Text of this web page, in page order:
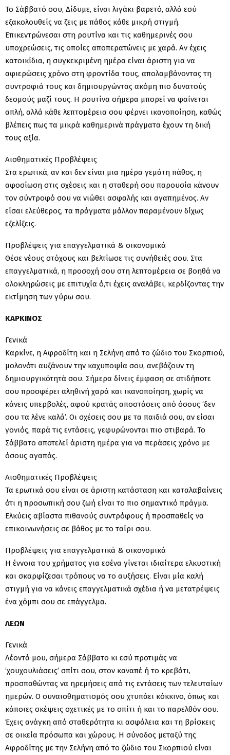
Το Σάββατό σου, Δίδυμε, είναι λιγάκι βαρετό, αλλά εσύ
εξακολουθείς να ζεις με πάθος κάθε μικρή στιγμή.
Επικεντρώνεσαι στη ρουτίνα και τις καθημερινές σου
υποχρεώσεις, τις οποίες αποπερατώνεις με χαρά. Αν έχεις
κατοικίδια, η συγκεκριμένη ημέρα είναι άριστη για να
αφιερώσεις χρόνο στη φροντίδα τους, απολαμβάνοντας τη
συντροφιά τους και δημιουργώντας ακόμη πιο δυνατούς
δεσμούς μαζί τους. Η ρουτίνα σήμερα μπορεί να φαίνεται
απλή, αλλά κάθε λεπτομέρεια σου φέρνει ικανοποίηση, καθώς
βλέπεις πως τα μικρά καθημερινά πράγματα έχουν τη δική
τους αξία.
Αισθηματικές Προβλέψεις
Στα ερωτικά, αν και δεν είναι μια ημέρα γεμάτη πάθος, η
αφοσίωση στις σχέσεις και η σταθερή σου παρουσία κάνουν
τον σύντροφό σου να νιώθει ασφαλής και αγαπημένος. Αν
είσαι ελεύθερος, τα πράγματα μάλλον παραμένουν δίχως
εξελίξεις.
Προβλέψεις για επαγγελματικά & οικονομικά
Θέσε νέους στόχους και βελτίωσε τις συνήθειές σου. Στα
επαγγελματικά, η προσοχή σου στη λεπτομέρεια σε βοηθά να
ολοκληρώσεις με επιτυχία ό,τι έχεις αναλάβει, κερδίζοντας την
εκτίμηση των γύρω σου.
ΚΑΡΚΙΝΟΣ
Γενικά
Καρκίνε, η Αφροδίτη και η Σελήνη από το ζώδιο του Σκορπιού,
μολονότι αυξάνουν την καχυποψία σου, ανεβάζουν τη
δημιουργικότητά σου. Σήμερα δίνεις έμφαση σε οτιδήποτε
σου προσφέρει αληθινή χαρά και ικανοποίηση, χωρίς να
κάνεις υπερβολές, αφού κρατάς αποστάσεις από όσους ‘δεν
σου τα λένε καλά’. Οι σχέσεις σου με τα παιδιά σου, αν είσαι
γονιός, παρά τις εντάσεις, γεφυρώνονται πιο στιβαρά. Το
Σάββατο αποτελεί άριστη ημέρα για να περάσεις χρόνο με
όσους αγαπάς.
Αισθηματικές Προβλέψεις
Τα ερωτικά σου είναι σε άριστη κατάσταση και καταλαβαίνεις
ότι η προσωπική σου ζωή είναι το πιο σημαντικό πράγμα.
Ελκύεις αβίαστα πιθανούς συντρόφους ή προσπαθείς να
επικοινωνήσεις σε βάθος με το ταίρι σου.
Προβλέψεις για επαγγελματικά & οικονομικά
Η έννοια του χρήματος για εσένα γίνεται ιδιαίτερα ελκυστική
και σκαρφίζεσαι τρόπους να το αυξήσεις. Είναι μία καλή
στιγμή για να κάνεις επαγγελματικά σχέδια ή να μετατρέψεις
ένα χόμπι σου σε επάγγελμα.
ΛΕΩΝ
Γενικά
Λέοντά μου, σήμερα Σάββατο κι εσύ προτιμάς να
‘χουχουλιάσεις’ σπίτι σου, στον καναπέ ή το κρεβάτι,
προσπαθώντας να ηρεμήσεις από τις εντάσεις των τελευταίων
ημερών. Ο συναισθηματισμός σου χτυπάει κόκκινο, όπως και
κάποιες σκέψεις σχετικές με το σπίτι ή και το παρελθόν σου.
Έχεις ανάγκη από σταθερότητα κι ασφάλεια και τη βρίσκεις
σε οικεία πρόσωπα και χώρους. Η σύνοδος μεταξύ της
Αφροδίτης με την Σελήνη από το ζώδιο του Σκορπιού είναι